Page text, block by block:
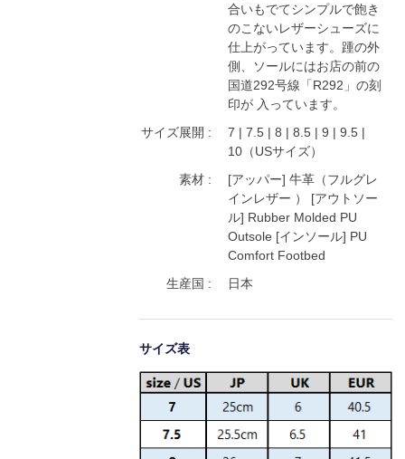
合いもでてシンプルで飽き
のこないレザーシューズに
仕上がっています。踵の外
側、ソールにはお店の前の
国道292号線「R292」の刻
印が 入っています。
サイズ展開 :
7 | 7.5 | 8 | 8.5 | 9 | 9.5 |
10（USサイズ）
素材 :
[アッパー] 牛革（フルグレ
インレザー ） [アウトソー
ル] Rubber Molded PU
Outsole [インソール] PU
Comfort Footbed
生産国 :
日本
サイズ表